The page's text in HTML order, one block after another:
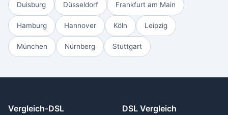
Duisburg Düsseldorf Frankfurt am Main
Hamburg Hannover Köln Leipzig
München Nürnberg Stuttgart
Vergleich-DSL DSL Vergleich